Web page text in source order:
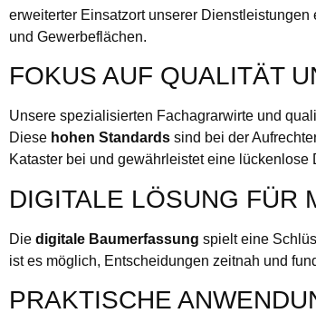
erweiterter Einsatzort unserer
und Gewerbeflächen.
FOKUS AUF QUALITÄT
Unsere spezialisierten Fachagrarwirte und
Diese hohen Standards sind bei der
Kataster bei und gewährleistet eine
DIGITALE LÖSUNG FÜR
Die digitale Baumerfassung spielt eine
ist es möglich, Entscheidungen zeitnah und
PRAKTISCHE